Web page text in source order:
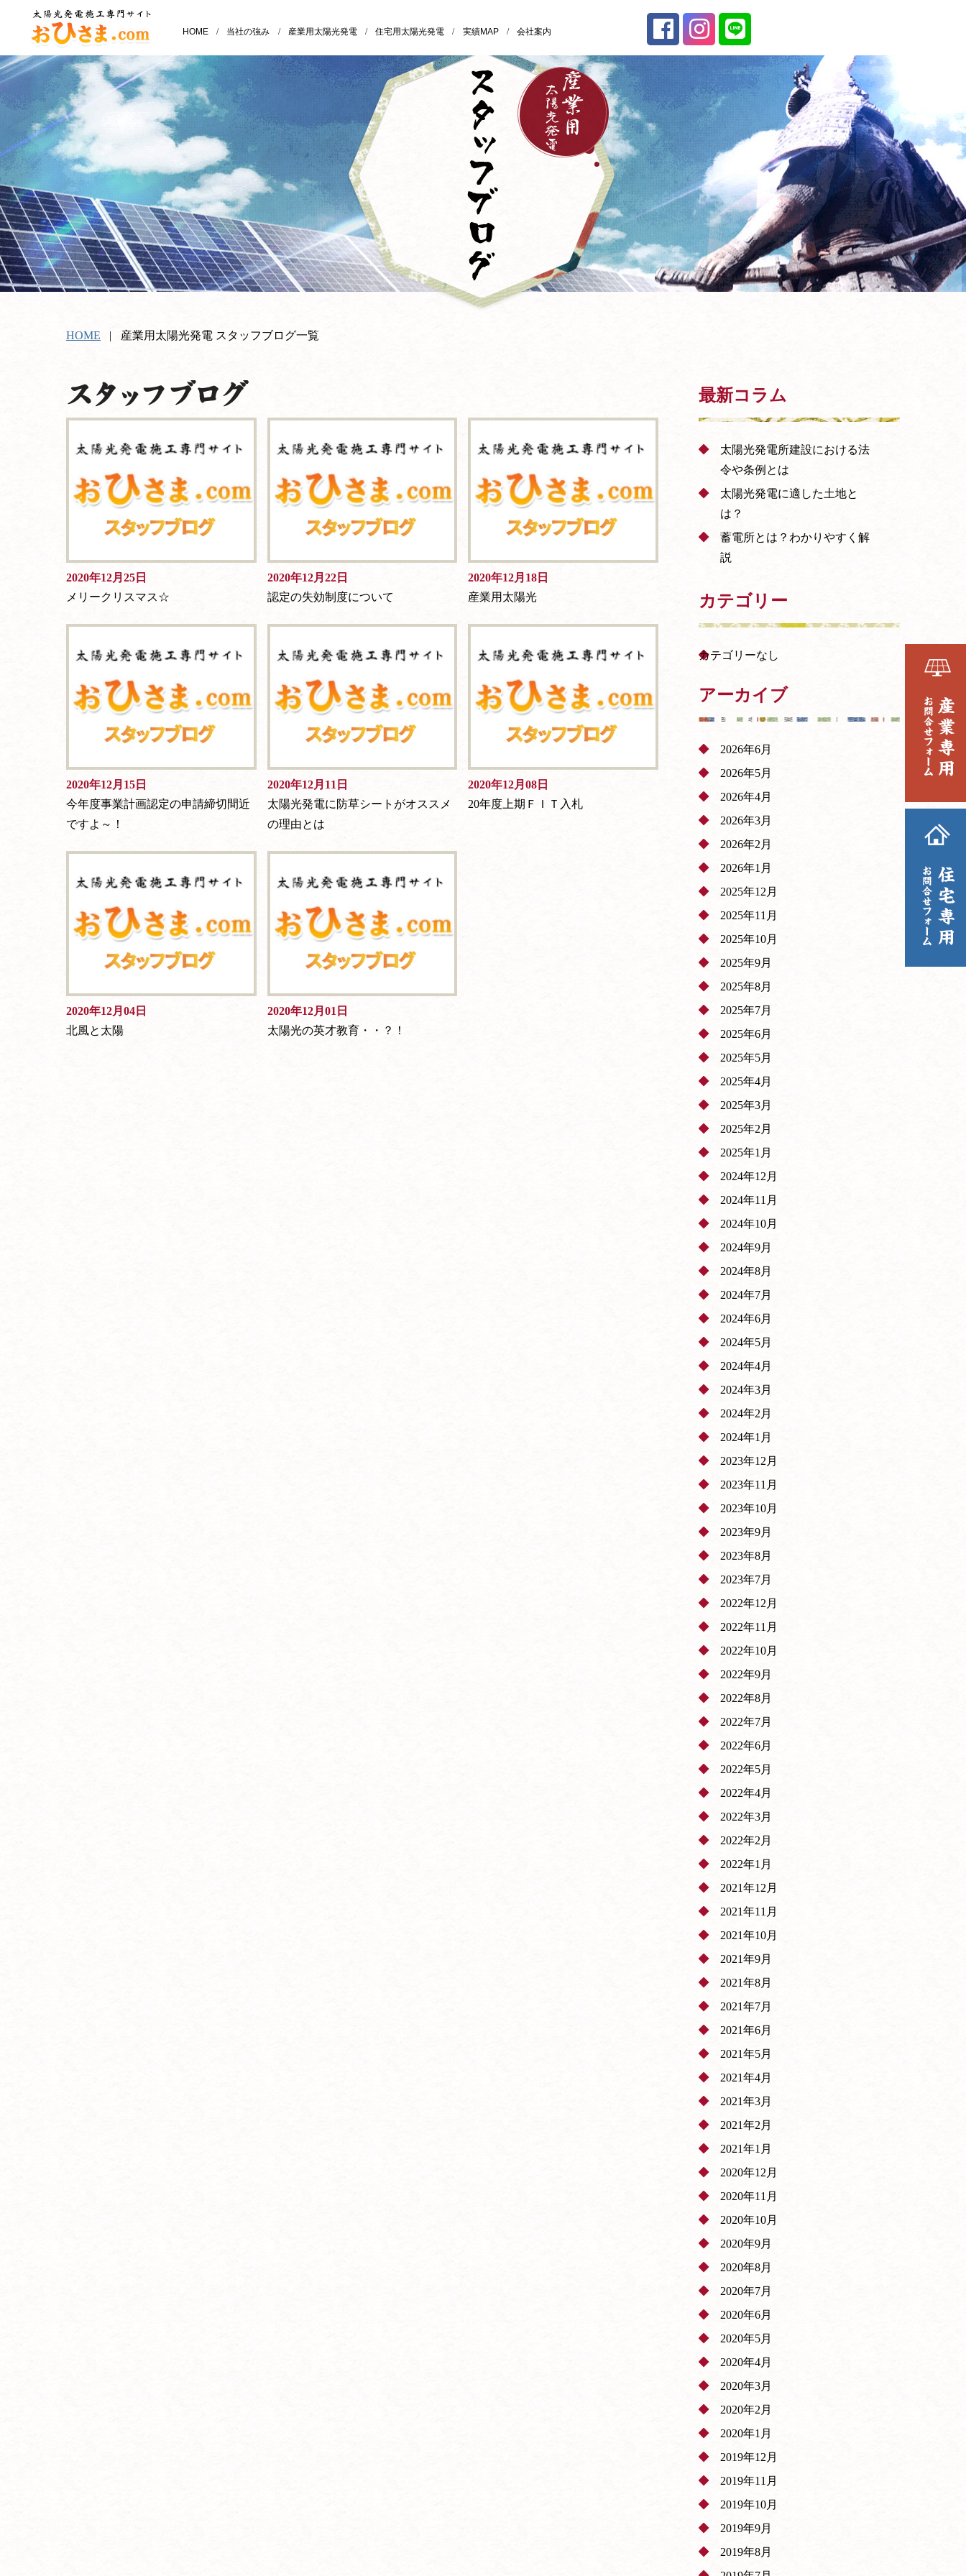
HOME / 当社の強み / 産業用太陽光発電 / 住宅用太陽光発電 / 実績MAP / 会社案内
HOME 産業用太陽光発電 スタッフブログ一覧
2020年12月25日
メリークリスマス☆
2020年12月22日
認定の失効制度について
2020年12月18日
産業用太陽光
2020年12月15日
今年度事業計画認定の申請締切間近
ですよ～！
2020年12月11日
太陽光発電に防草シートがオススメ
の理由とは
2020年12月08日
20年度上期ＦＩＴ入札
2020年12月04日
北風と太陽
2020年12月01日
太陽光の英才教育・・？！
最新コラム
太陽光発電所建設における法
令や条例とは
太陽光発電に適した土地と
は？
蓄電所とは？わかりやすく解
説
カテゴリー
カテゴリーなし
アーカイブ
2026年6月
2026年5月
2026年4月
2026年3月
2026年2月
2026年1月
2025年12月
2025年11月
2025年10月
2025年9月
2025年8月
2025年7月
2025年6月
2025年5月
2025年4月
2025年3月
2025年2月
2025年1月
2024年12月
2024年11月
2024年10月
2024年9月
2024年8月
2024年7月
2024年6月
2024年5月
2024年4月
2024年3月
2024年2月
2024年1月
2023年12月
2023年11月
2023年10月
2023年9月
2023年8月
2023年7月
2022年12月
2022年11月
2022年10月
2022年9月
2022年8月
2022年7月
2022年6月
2022年5月
2022年4月
2022年3月
2022年2月
2022年1月
2021年12月
2021年11月
2021年10月
2021年9月
2021年8月
2021年7月
2021年6月
2021年5月
2021年4月
2021年3月
2021年2月
2021年1月
2020年12月
2020年11月
2020年10月
2020年9月
2020年8月
2020年7月
2020年6月
2020年5月
2020年4月
2020年3月
2020年2月
2020年1月
2019年12月
2019年11月
2019年10月
2019年9月
2019年8月